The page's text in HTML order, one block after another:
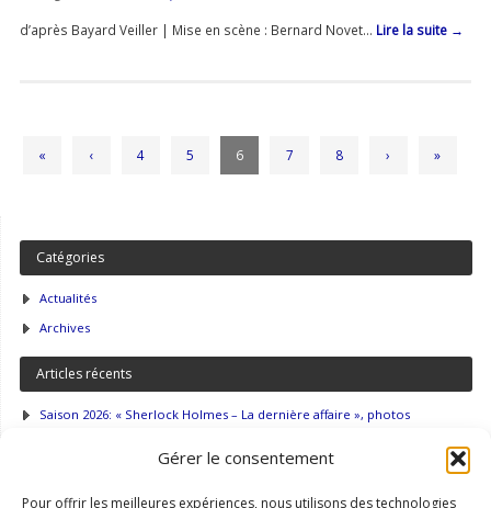
Gérer le consentement
Pour offrir les meilleures expériences, nous utilisons des technologies
d’après Bayard Veiller | Mise en scène : Bernard Novet… Lire la suite →
« ‹ 4 5 6 7 8 › »
Catégories
Actualités
Archives
Articles récents
Saison 2026: « Sherlock Holmes – La dernière affaire », photos